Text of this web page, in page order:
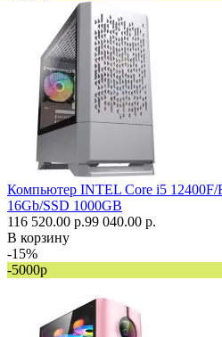
Компьютер INTEL Core i5
16Gb/SSD 1000GB
116 520.00 р.99 040.00 р.
В корзину
-15%
-5000р